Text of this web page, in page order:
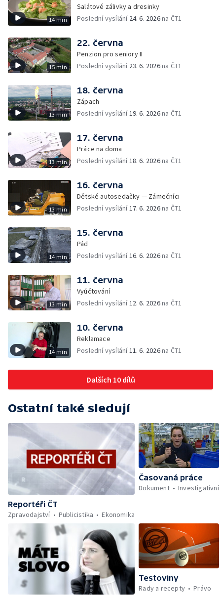
14 min
Salátové zálivky a dresinky
Poslední vysílání 24. 6. 2026na ČT1
15 min
22. června
Penzion pro seniory II
Poslední vysílání 23. 6. 2026na ČT1
13 min
18. června
Zápach
Poslední vysílání19. 6. 2026na ČT1
13 min
17. června
Práce na doma
Poslední vysílání18. 6. 2026na ČT1
13 min
16. června
Dětské autosedačky — Zámečníci
Poslední vysílání17. 6. 2026na ČT1
14 min
15. června
Pád
Poslední vysílání16. 6. 2026na ČT1
13 min
11. června
Vyúčtování
Poslední vysílání12. 6. 2026na ČT1
14 min
10. června
Reklamace
Poslední vysílání11. 6. 2026na ČT1
Dalších 10 dílů
Ostatní také sledují
Reportéři ČT
Zpravodajství
Publicistika Ekonomika
Časovaná práce
Dokument
Investigativní
Testoviny
Rady a recepty
Právo